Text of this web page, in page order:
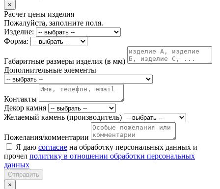
×
Расчет цены изделия
Пожалуйста, заполните поля.
Изделие:
Форма:
Габаритные размеры изделия (в мм)
Дополнительные элементы
Контакты
Декор камня
Желаемый камень (производитель)
Пожелания/комментарии
Я даю согласие на обработку персональных данных и
прочел политику в отношении обработки персональных
данных
Отправить
×